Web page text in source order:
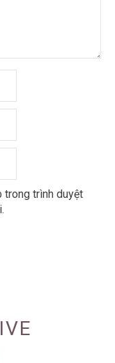
trong trình duyệt